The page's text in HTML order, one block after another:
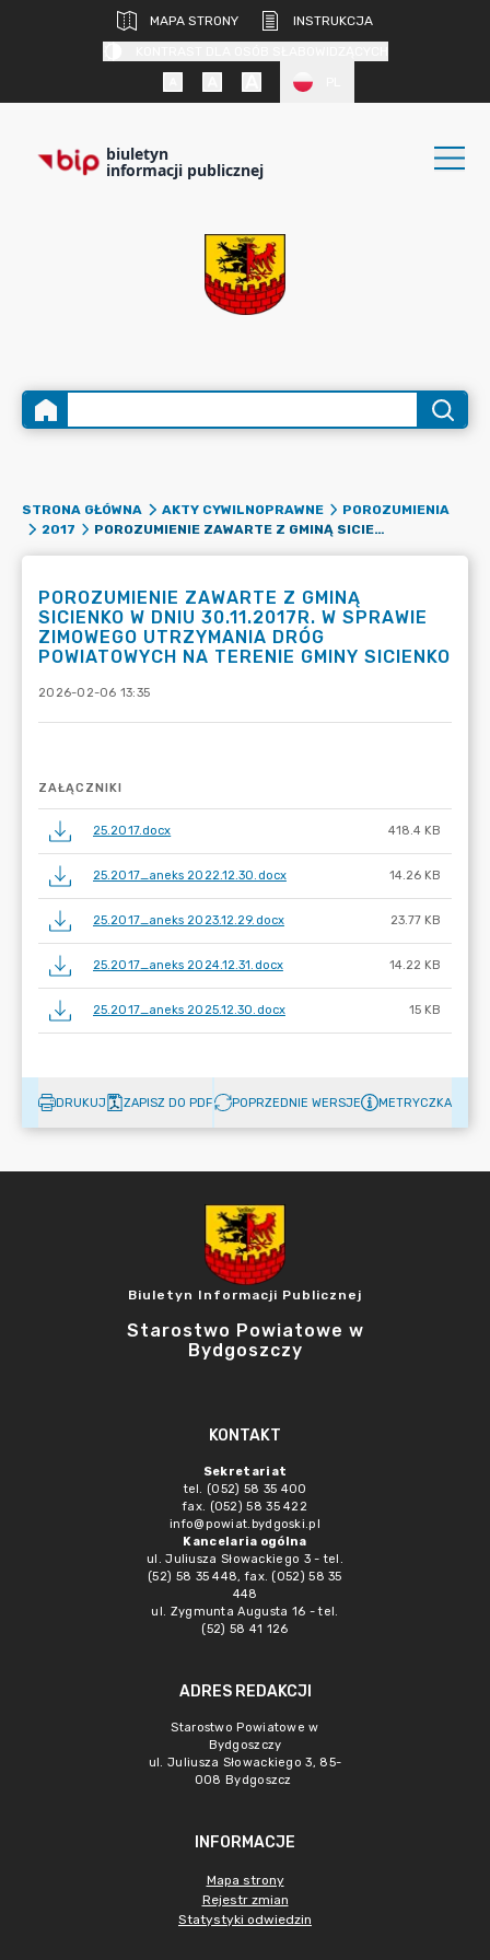
MAPA STRONY
INSTRUKCJA
biuletyn
informacji publicznej
STRONA GŁÓWNA AKTY CYWILNOPRAWNE
POROZUMIENIA
2017
POROZUMIENIE ZAWARTE Z GMINĄ SICIENKO W DNIU 30.11.2017R. W SPRAWIE ZIMOWEGO UTRZYMANIA DRÓG POWIATOWYCH NA TERENIE GMINY SICIENKO
POROZUMIENIE ZAWARTE Z GMINĄ
SICIENKO W DNIU 30.11.2017R. W SPRAWIE
ZIMOWEGO UTRZYMANIA DRÓG
POWIATOWYCH NA TERENIE GMINY SICIENKO
2026-02-06 13:35
ZAŁĄCZNIKI
25.2017.docx 418.4 KB
25.2017_aneks 2022.12.30.docx 14.26 KB
25.2017_aneks 2023.12.29.docx 23.77 KB
25.2017_aneks 2024.12.31.docx 14.22 KB
25.2017_aneks 2025.12.30.docx 15 KB
DRUKUJ ZAPISZ DO PDF POPRZEDNIE WERSJE METRYCZKA
Biuletyn Informacji Publicznej
Starostwo Powiatowe w
Bydgoszczy
KONTAKT
Sekretariat
tel. (052) 58 35 400
fax. (052) 58 35 422
info@powiat.bydgoski.pl
Kancelaria ogólna
ul. Juliusza Słowackiego 3 - tel.
(52) 58 35 448, fax. (052) 58 35
448
ul. Zygmunta Augusta 16 - tel.
(52) 58 41 126
ADRES REDAKCJI
Starostwo Powiatowe w
Bydgoszczy
ul. Juliusza Słowackiego 3, 85-
008 Bydgoszcz
INFORMACJE
Mapa strony
Rejestr zmian
Statystyki odwiedzin